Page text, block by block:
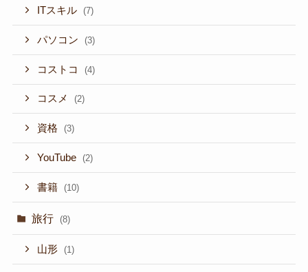
ITスキル (7)
パソコン (3)
コストコ (4)
コスメ (2)
資格 (3)
YouTube (2)
書籍 (10)
旅行 (8)
山形 (1)